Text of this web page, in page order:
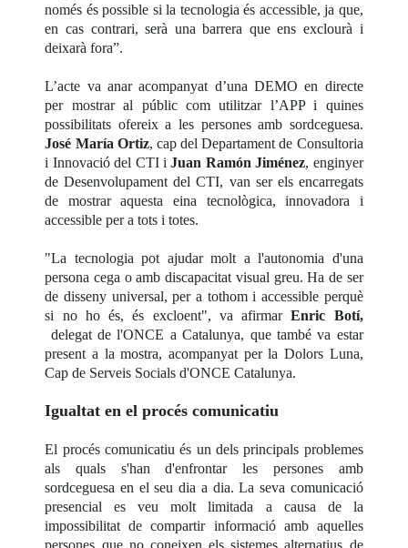
només és possible si la tecnologia és accessible, ja que,
en cas contrari, serà una barrera que ens exclourà i
deixarà fora”.
L’acte va anar acompanyat d’una DEMO en directe
per mostrar al públic com utilitzar l’APP i quines
possibilitats ofereix a les persones amb sordceguesa.
José María Ortiz, cap del Departament de Consultoria
i Innovació del CTI iJuan Ramón Jiménez, enginyer
de Desenvolupament del CTI, van ser els encarregats
de mostrar aquesta eina tecnològica, innovadora i
accessible per a tots i totes.
"La tecnologia pot ajudar molt a l'autonomia d'una
persona cega o amb discapacitat visual greu. Ha de ser
de disseny universal, per a tothom i accessible perquè
si no ho és, és excloent", va afirmarEnric Botí,
delegat de l'ONCE a Catalunya, que també va estar
present a la mostra, acompanyat per la Dolors Luna,
Cap de Serveis Socials d'ONCE Catalunya.
Igualtat en el procés comunicatiu
El procés comunicatiu és un dels principals problemes
als quals s'han d'enfrontar les persones amb
sordceguesa en el seu dia a dia. La seva comunicació
presencial es veu molt limitada a causa de la
impossibilitat de compartir informació amb aquelles